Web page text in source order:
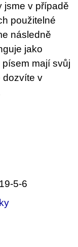
jsme v případě
použitelné
následně
jako
mají svůj
dozvíte v
5-6